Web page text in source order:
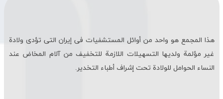
هذا المجمع هو واحد من أوائل المستشفیات فی إیران التی تؤدی ولادة
غیر مؤلمة ولدیها التسهیلات اللازمة للتخفیف من آلام المخاض عند
النساء الحوامل للولادة تحت إشراف أطباء التخدیر.